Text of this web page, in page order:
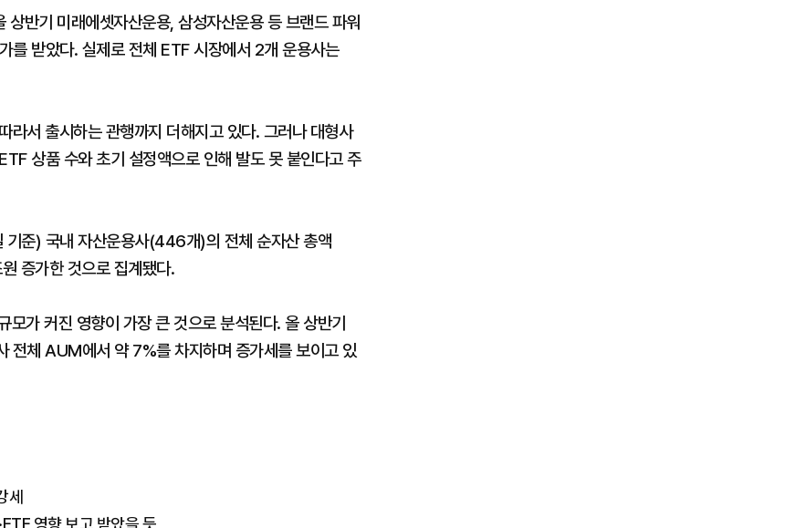
반기 미래에셋자산운용, 삼성자산운용 등 브랜드 파워
를 받았다. 실제로 전체 ETF 시장에서 2개 운용사는
라서 출시하는 관행까지 더해지고 있다. 그러나 대형사
상품 수와 초기 설정액으로 인해 발도 못 붙인다고 주
준) 국내 자산운용사(446개)의 전체 순자산 총액
증가한 것으로 집계됐다.
가 커진 영향이 가장 큰 것으로 분석된다. 올 상반기
전체 AUM에서 약 7%를 차지하며 증가세를 보이고 있
세
영향 보고 받았을 듯